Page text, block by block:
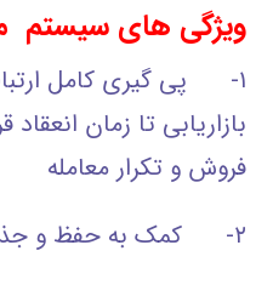
ویژگی های سیستم
۱- پی گیری کامل
بازاریابی تا زمان
فروش و تکرار معامله
۲- کمک به حفظ و جذب مشتریان ارزشمند